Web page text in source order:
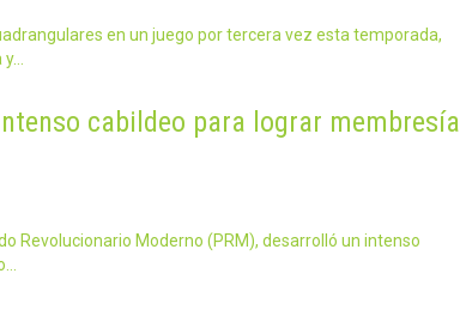
en un juego por tercera vez esta temporada,
y…
cabildeo para lograr membresía
Revolucionario Moderno (PRM), desarrolló un intenso